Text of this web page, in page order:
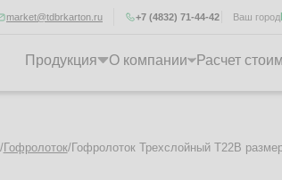
market@tdbrkarton.ru Ваш город
+7 (4832) 71-44-42
Продукция О компании Расчет
/Гофролоток/Гофролоток Трехслойный Т22B